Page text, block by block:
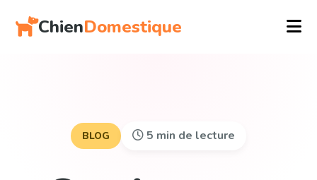
ChienDomestique
BLOG 5 min de lecture